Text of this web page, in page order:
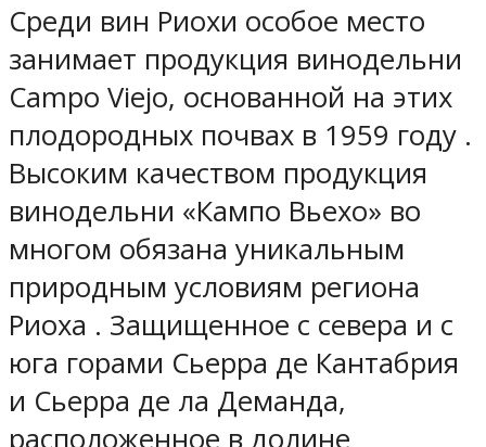
Среди вин Риохи особое место
занимает продукция винодельни
Campo Viejo, основанной на этих
плодородных почвах в 1959 году .
Высоким качеством продукция
винодельни «Кампо Вьехо» во
многом обязана уникальным
природным условиям региона
Риоха . Защищенное с севера и с
юга горами Сьерра де Кантабрия
и Сьерра де ла Деманда,
расположенное в долине